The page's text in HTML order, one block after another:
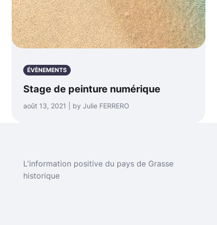
ÉVÈNEMENTS
Stage de peinture numérique
août 13, 2021 | by Julie FERRERO
L'information positive du pays de Grasse
historique